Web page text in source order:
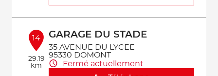
14
29.19
km
GARAGE DU STADE
35 AVENUE DU LYCEE
95330 DOMONT
Fermé actuellement